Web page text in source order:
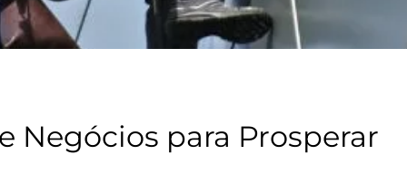
Negócios para Prosperar